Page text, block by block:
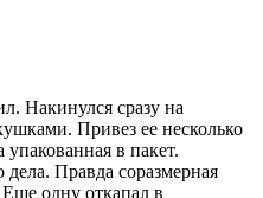
Накинулся сразу на
Привез ее несколько
упакованная в пакет.
Правда соразмерная
одну откапал в